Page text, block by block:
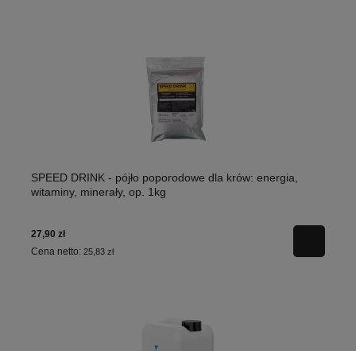
SPEED DRINK - pójło poporodowe dla krów: energia,
witaminy, minerały, op. 1kg
27,90 zł
Cena netto: 25,83 zł